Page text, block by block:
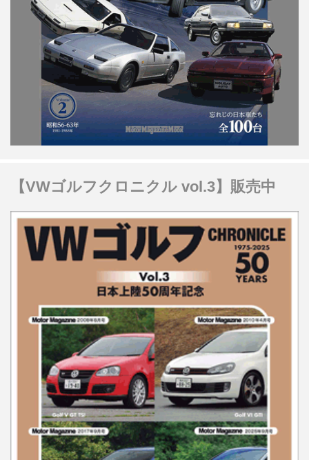
【VWゴルフクロニクル vol.3】販売中